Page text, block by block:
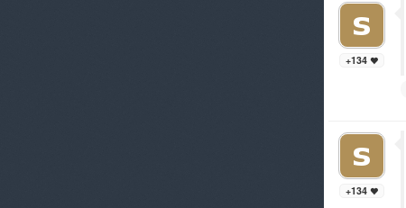
+134
+134